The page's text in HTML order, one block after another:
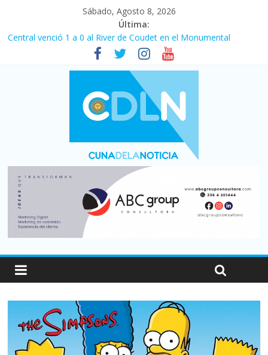
Sábado, Agosto 8, 2026
Última:
Central venció 1 a 0 al River de Coudet en el Monumental
La morosidad alcanzó su nivel más alto en dos décadas y ya
afecta a 400 mil deudores en Santa Fe
Desde que asumió Milei cerraron 41.000 kioscos: el sector
denuncia crisis como en 2001
Vacaciones de invierno con más movimiento y consumo
turístico: 4,6 millones de personas viajaron por el país, un 5,9%
Fuerte caída de la venta de autos usados en julio: bajó un 12,6%